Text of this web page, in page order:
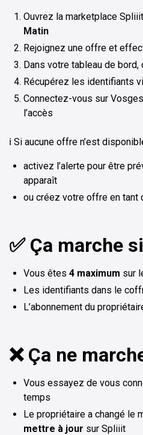
Ouvrez la marketplace
Matin
Rejoignez une offre et
Dans votre tableau de
Récupérez les identifiants
Connectez-vous sur
l’accès
ℹ️ Si aucune offre n’est
activez l’alerte pour être
apparaît
ou créez votre offre en tant
✅ Ça marche
Vous êtes 4 maximum sur
Les identifiants dans le
L’abonnement du
❌ Ça ne
Vous essayez de vous
temps
Le propriétaire a changé le
mettre à jour sur Spliiit